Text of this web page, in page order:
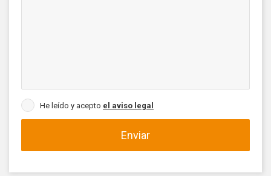
He leído y acepto el aviso legal
Enviar